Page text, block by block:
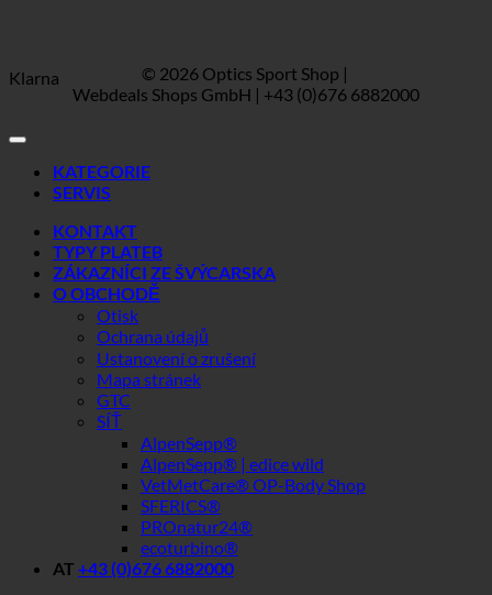
Klarna
© 2026 Optics Sport Shop |
Webdeals Shops GmbH | +43 (0)676 6882000
KATEGORIE
SERVIS
KONTAKT
TYPY PLATEB
ZÁKAZNÍCI ZE ŠVÝCARSKA
O OBCHODĚ
Otisk
Ochrana údajů
Ustanovení o zrušení
Mapa stránek
GTC
SÍŤ
AlpenSepp®
AlpenSepp® | edice wild
VetMetCare® OP-Body Shop
SFERICS®
PROnatur24®
ecoturbino®
AT +43 (0)676 6882000